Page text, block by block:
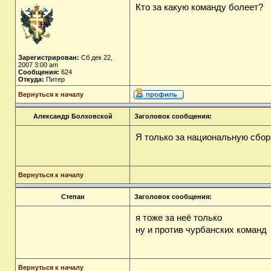
Зарегистрирован: Сб дек 22,
2007 3:00 am
Сообщения: 624
Откуда: Питер
Кто за какую команду болеет?
Вернуться к началу
Александр Болховской Заголовок сообщения:
Я только за национальную
Вернуться к началу
Степан Заголовок сообщения:
я тоже за неё только
ну и против чурбанских команд
Вернуться к началу